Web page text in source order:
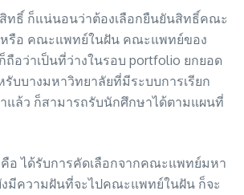
ทธิ์ ก็แน่นอนว่าต้องเลือกยืนยันสิทธิ์คณะ
รือ คณะแพทย์ในฝัน คณะแพทย์ของ
อว่าเป็นที่ว่างในรอบ portfolio ยกยอด
บบางมหาวิทยาลัยที่มีระบบการเรียก
แล้ว ก็สามารถรับนักศึกษาได้ตามแผนที่
อ ได้รับการคัดเลือกจากคณะแพทย์มหา
งมีความฝันที่จะไปคณะแพทย์ในฝัน ก็จะ